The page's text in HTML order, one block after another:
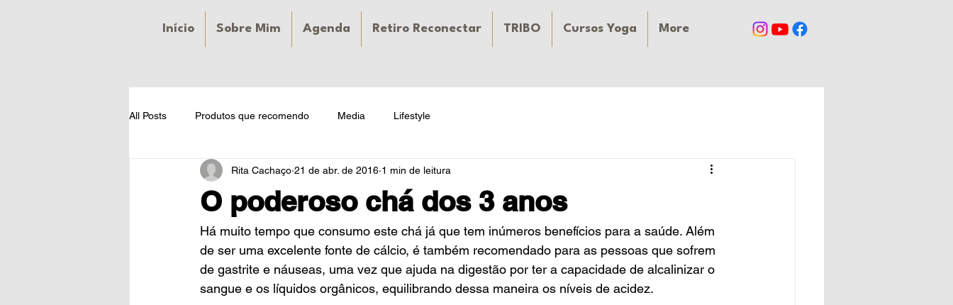
Início Sobre Mim Agenda Retiro Reconectar TRIBO Cursos Yoga More
All Posts Produtos que recomendo Media Lifestyle
O poderoso chá dos 3 anos
Rita Cachaço 21 de abr. de 2016 1 min de leitura
Há muito tempo que consumo este chá já que tem inúmeros benefícios para a saúde. Além
de ser uma excelente fonte de cálcio, é também recomendado para as pessoas que sofrem
de gastrite e náuseas, uma vez que ajuda na digestão por ter a capacidade de alcalinizar o
sangue e os líquidos orgânicos, equilibrando dessa maneira os níveis de acidez.